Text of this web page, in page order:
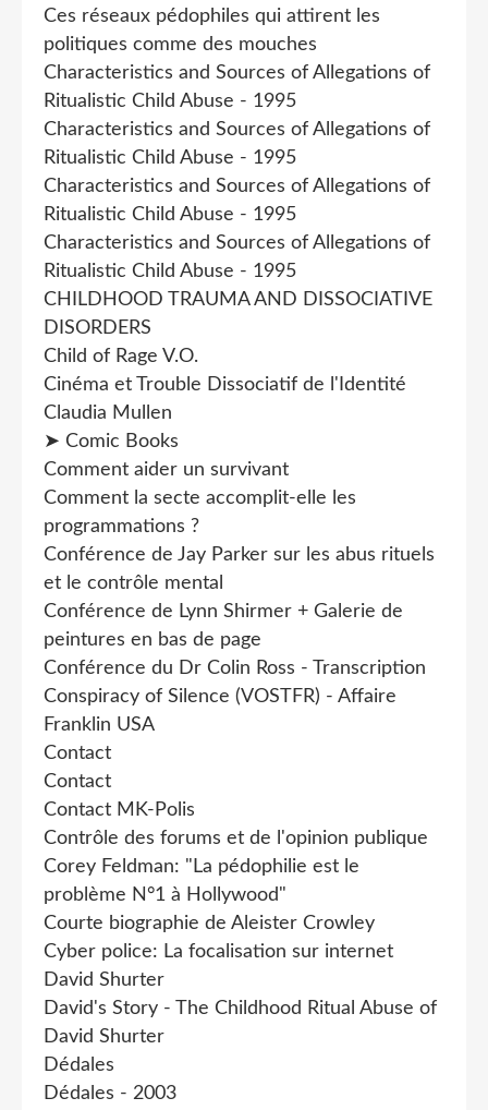
Ces réseaux pédophiles qui attirent les
politiques comme des mouches
Characteristics and Sources of Allegations of
Ritualistic Child Abuse - 1995
Characteristics and Sources of Allegations of
Ritualistic Child Abuse - 1995
Characteristics and Sources of Allegations of
Ritualistic Child Abuse - 1995
Characteristics and Sources of Allegations of
Ritualistic Child Abuse - 1995
CHILDHOOD TRAUMA AND DISSOCIATIVE
DISORDERS
Child of Rage V.O.
Cinéma et Trouble Dissociatif de l'Identité
Claudia Mullen
➤ Comic Books
Comment aider un survivant
Comment la secte accomplit-elle les
programmations ?
Conférence de Jay Parker sur les abus rituels
et le contrôle mental
Conférence de Lynn Shirmer + Galerie de
peintures en bas de page
Conférence du Dr Colin Ross - Transcription
Conspiracy of Silence (VOSTFR) - Affaire
Franklin USA
Contact
Contact
Contact MK-Polis
Contrôle des forums et de l'opinion publique
Corey Feldman: "La pédophilie est le
problème N°1 à Hollywood"
Courte biographie de Aleister Crowley
Cyber police: La focalisation sur internet
David Shurter
David's Story - The Childhood Ritual Abuse of
David Shurter
Dédales
Dédales - 2003